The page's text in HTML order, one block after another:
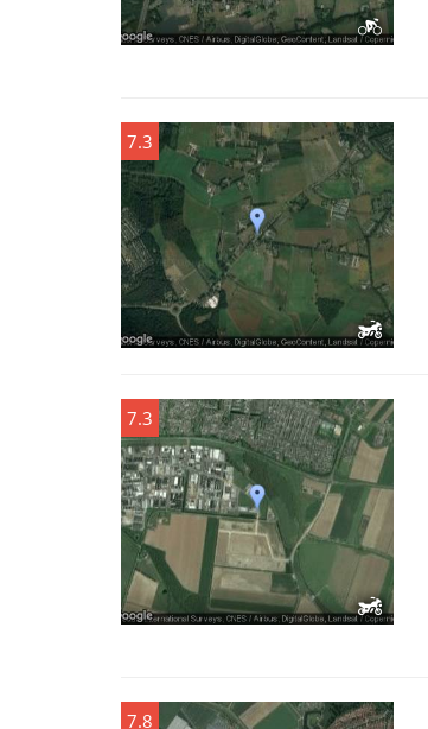
7.3
7.3
7.8